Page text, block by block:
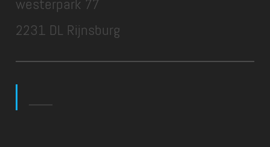
westerpark 77
2231 DL Rijnsburg